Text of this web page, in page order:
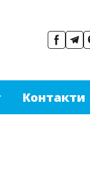
Контакти